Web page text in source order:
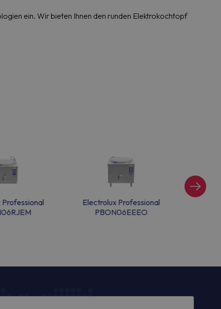
ein. Wir bieten Ihnen den runden Elektrokochtopf
Electrolux Professional
PBON06EEEO